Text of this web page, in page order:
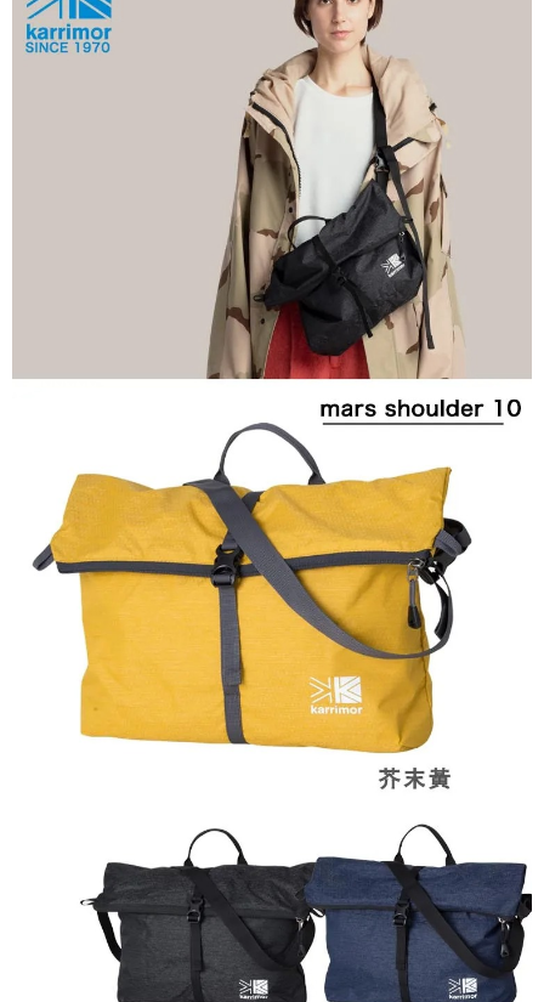
※ 交易是否成功請以「AFTEE先享後付 」之結帳頁面顯示為準，若有關於
是否繳費成功／繳費後需取消欲退款等相關疑問，請聯繫「AFTEE先享後付
客戶支援中心」
https://netprotections.freshdesk.com/support/home
１．透過由恩沛科技股份有限公司提供之「AFTEE先享後付」服務完成之交
易，需依本服務之必要範圍內提供個人資料，並將交易相關給付款項請求債
權轉讓予恩沛科技股份有限公司。
２．關於個人資料處理事宜，請瀏覽以下網址：
３．未成年的使用者請事先徵得法定代理人或監護人之同意方可使用
「AFTEE先享後付」，若未經同意申辦者引起之損失，本公司不負相關責
４．使用「AFTEE先享後付」時，將依據個別帳號之用戶狀況，依本公司即
時審查核予不同之上限額度；若仍有額度不足之情形，本公司將視審查結果
５．嚴禁一人註冊多個帳號或使用他人資訊註冊。若發現惡意使用之情形，
恩沛科技股份有限公司將有權停止該用戶之使用額度並採取法律行動。